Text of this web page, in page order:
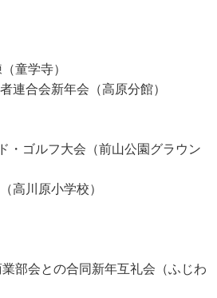
童学寺）
合会新年会（高原分館）
ゴルフ大会（前山公園グラウン
高川原小学校）
部会との合同新年互礼会（ふじわ